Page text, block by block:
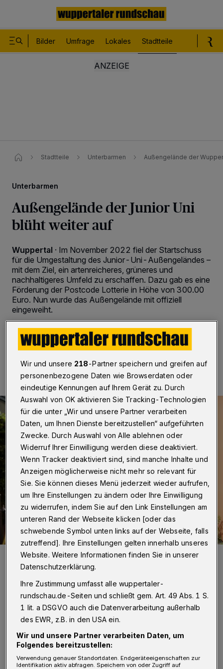
Bilder Umfrage Lokales Stadtteile
Stadtteile Unterbarmen Außengelände der
Unterbarmen
Außengelände der Junior Uni
blüht weiter auf
Wuppertal · Im November 2022 fiel der Startschuss
für die Umgestaltung des Junior-Uni-Außengeländes –
mit dem Ziel, ein artenreicheres, grüneres und
nachhaltigeres Umfeld zu erschaffen. Dazu gab es eine
Förderung der Postcode Lotterie in Höhe von 300.00
Euro. Nun wurde das Außengelände mit offiziell
eingeweiht.
03.06.2023 , 17:00 Uhr 2 Minuten Lesezeit
Auch Friederike Behrends (Vorsitzende der Geschäftsführung der
D en letzten Feinschliff sechs junge
Wir und unsere 218-Partner speichern und greifen auf
personenbezogene Daten wie Browserdaten oder
eindeutige Kennungen auf Ihrem Gerät zu. Durch
Auswahl von OK aktivieren Sie Tracking-Technologien
für die unter „Wir und unsere Partner verarbeiten
Daten, um Ihnen Dienste bereitzustellen“ aufgeführten
Zwecke. Durch Auswahl von Alle ablehnen oder
Widerruf Ihrer Einwilligung werden diese deaktiviert.
Wenn Tracker deaktiviert sind, sind manche Inhalte und
Anzeigen möglicherweise nicht mehr so relevant für
Sie. Sie können dieses Menü jederzeit wieder aufrufen,
um Ihre Einstellungen zu ändern oder Ihre Einwilligung
zu widerrufen, indem Sie auf den Link Einstellungen am
unteren Rand der Webseite klicken [oder das
schwebende Symbol unten links auf der Webseite, falls
zutreffend]. Ihre Einstellungen gelten innerhalb unseres
Website. Weitere Informationen finden Sie in unserer
Datenschutzerklärung.
Ihre Zustimmung umfasst alle wuppertaler-
rundschau.de-Seiten und schließt gem. Art. 49 Abs. 1 S.
1 lit. a DSGVO auch die Datenverarbeitung außerhalb
des EWR, z.B. in den USA ein.
Wir und unsere Partner verarbeiten Daten, um
Folgendes bereitzustellen:
Verwendung genauer Standortdaten. Endgeräteeigenschaften zur
Identifikation aktiv abfragen. Speichern von oder Zugriff auf